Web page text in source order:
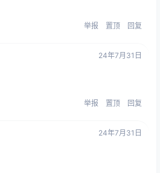
举报 置顶 回复
24年7月31日
举报 置顶 回复
24年7月31日